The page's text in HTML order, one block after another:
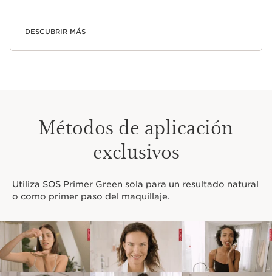
DESCUBRIR MÁS
Métodos de aplicación
exclusivos
Utiliza SOS Primer Green sola para un resultado natural
o como primer paso del maquillaje.